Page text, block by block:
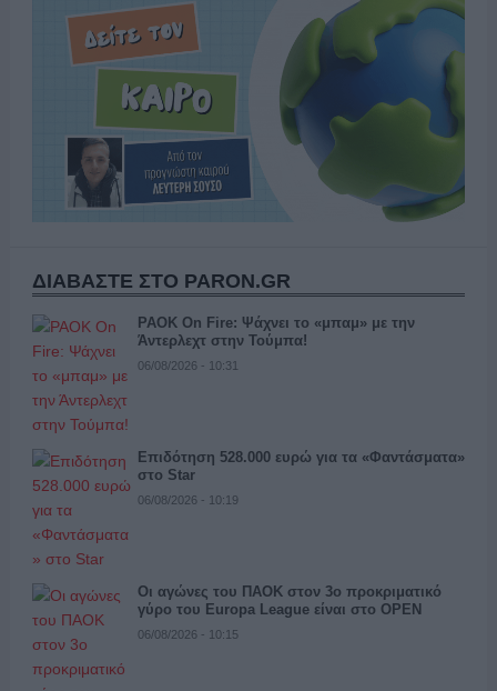
ΔΙΑΒΑΣΤΕ ΣΤΟ PARON.GR
PAOK On Fire: Ψάχνει το «μπαμ» με την
Άντερλεχτ στην Τούμπα!
06/08/2026 - 10:31
Επιδότηση 528.000 ευρώ για τα «Φαντάσματα»
στο Star
06/08/2026 - 10:19
Οι αγώνες του ΠΑΟΚ στον 3ο προκριματικό
γύρο του Europa League είναι στο OPEN
06/08/2026 - 10:15